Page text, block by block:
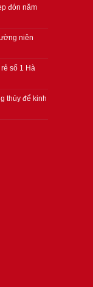
đón năm
niên
số 1 Hà
thủy để kinh